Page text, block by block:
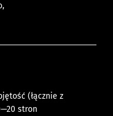
(łącznie z
stron